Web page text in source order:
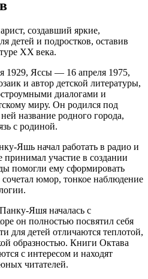
создавший яркие,
детей и подростков, оставив
XX века.
1929, Яссы — 16 апреля 1975,
и автор детской литературы,
диалогами и
миру. Он родился под
название родного города,
с родиной.
Яшь начал работать в радио и
принимал участие в создании
помогли ему сформировать
юмор, тонкое наблюдение
Яшя началась с
он полностью посвятил себя
для детей отличаются теплотой,
образностью. Книги Октава
с интересом и находят
читателей.